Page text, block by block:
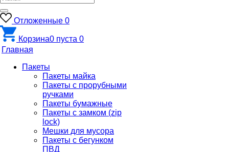
Отложенные 0
Корзина0 пуста 0
Главная
Пакеты
Пакеты майка
Пакеты с прорубными
ручками
Пакеты бумажные
Пакеты с замком (zip
lock)
Мешки для мусора
Пакеты с бегунком
ПВД